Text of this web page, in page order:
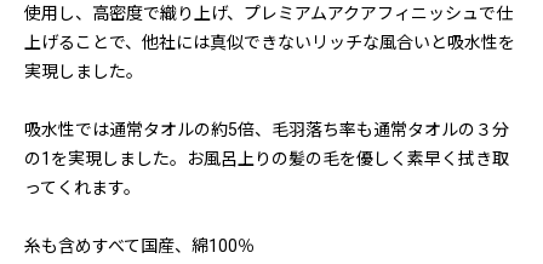
使用し、高密度で織り上げ、プレミアムアクアフィニッシュで仕
上げることで、他社には真似できないリッチな風合いと吸水性を
実現しました。
吸水性では通常タオルの約5倍、毛羽落ち率も通常タオルの３分
の1を実現しました。お風呂上りの髪の毛を優しく素早く拭き取
ってくれます。
糸も含めすべて国産、綿100％